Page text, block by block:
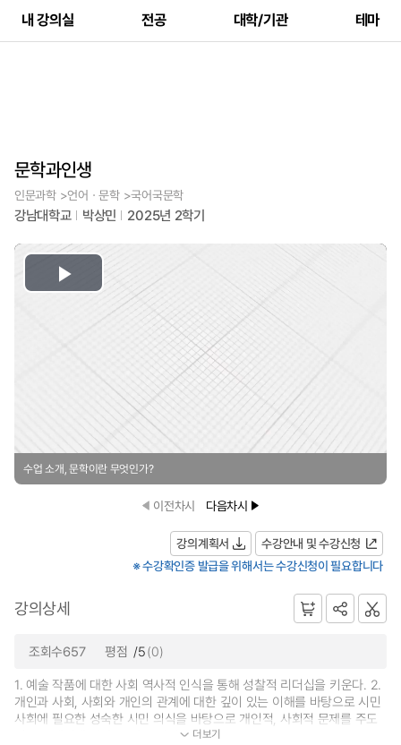
내 강의실 전공 대학/기관 테마
문학과인생
인문과학 >언어ㆍ문학 >국어국문학
강남대학교 박상민 2025년 2학기
Play
수업 소개, 문학이란 무엇인가?
이전차시 다음차시
강의계획서
수강안내 및 수강신청
※ 수강확인증 발급을 위해서는 수강신청이 필요합니다
강의상세
조회수657 평점 /5(0)
1. 예술 작품에 대한 사회 역사적 인식을 통해 성찰적 리더십을 키운다. 2.
개인과 사회, 사회와 개인의 관계에 대한 깊이 있는 이해를 바탕으로 시민
사회에 필요한 성숙한 시민 의식을 바탕으로 개인적, 사회적 문제를 주도
적으로 해결해 나갈 수 있는 자기계...더보기